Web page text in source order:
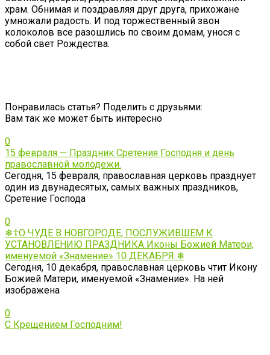
храм. Обнимая и поздравляя друг друга, прихожане
умножали радость. И под торжественный звон
колоколов все разошлись по своим домам, унося с
собой свет Рождества.
Понравилась статья? Поделить с друзьями:
Вам так же может быть интересно
0
15 февраля — Праздник Сретения Господня и день
православной молодежи.
Сегодня, 15 февраля, православная церковь празднует
один из двунадесятых, самых важных праздников,
Сретение Господа
0
❄☦О ЧУДЕ В НОВГОРОДЕ, ПОСЛУЖИВШЕМ К
УСТАНОВЛЕНИЮ ПРАЗДНИКА Иконы Божией Матери,
именуемой «Знамение» 10 ДЕКАБРЯ ❄
Сегодня, 10 декабря, православная церковь чтит Икону
Божией Матери, именуемой «Знамение». На ней
изображена
0
С Крещением Господним!